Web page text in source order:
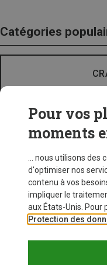
Catégories
Pour vos
moments
... nous utilisons
d'optimiser nos
contenu à vos
impliquer le
aux États-Unis. Pour
Protection des